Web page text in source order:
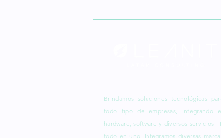
Los Smart-UPS se
Brindamos soluciones tecnológicas
todo tipo de empresas, integrando
hardware, software y diversos servicios
todo en uno. Integramos diversas